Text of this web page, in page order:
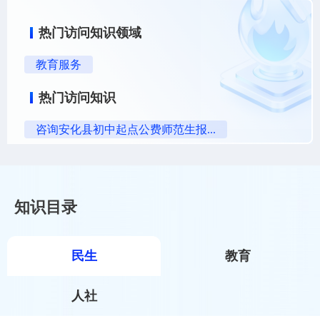
热门访问知识领域
教育服务
热门访问知识
咨询安化县初中起点公费师范生报...
知识目录
民生 教育
人社